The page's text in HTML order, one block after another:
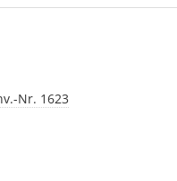
Nr. 1623